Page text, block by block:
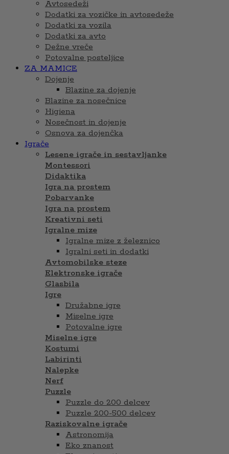
Avtosedeži
Dodatki za vozičke in avtosedeže
Dodatki za vozila
Dodatki za avto
Dežne vreče
Potovalne posteljice
ZA MAMICE
Dojenje
Blazine za dojenje
Blazine za nosečnice
Higiena
Nosečnost in dojenje
Osnova za dojenčka
Igrače
Lesene igrače in sestavljanke
Montessori
Didaktika
Igra na prostem
Pobarvanke
Igra na prostem
Kreativni seti
Igralne mize
Igralne mize z železnico
Igralni seti in dodatki
Avtomobilske steze
Elektronske igrače
Glasbila
Igre
Družabne igre
Miselne igre
Potovalne igre
Miselne igre
Kostumi
Labirinti
Nalepke
Nerf
Puzzle
Puzzle do 200 delcev
Puzzle 200-500 delcev
Raziskovalne igrače
Astronomija
Eko znanost